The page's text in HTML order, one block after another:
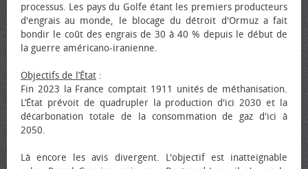
processus. Les pays du Golfe étant les premiers producteurs
d'engrais au monde, le blocage du détroit d'Ormuz a fait
bondir le coût des engrais de 30 à 40 % depuis le début de
la guerre américano-iranienne.
Objectifs de l’État :
Fin 2023 la France comptait 1911 unités de méthanisation.
L’État prévoit de quadrupler la production d'ici 2030 et la
décarbonation totale de la consommation de gaz d'ici à
2050.
Là encore les avis divergent. L'objectif est inatteignable